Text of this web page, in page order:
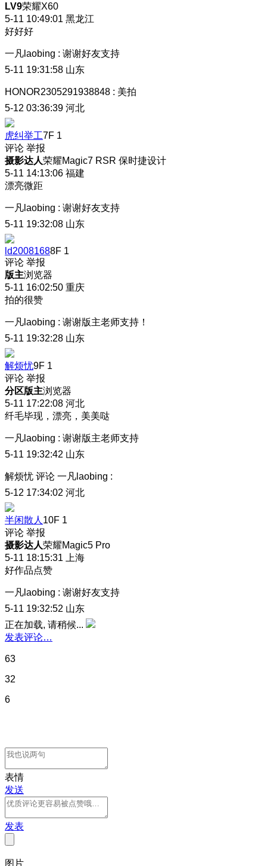
LV9荣耀X60
5-11 10:49:01 黑龙江
好好好
一凡laobing : 谢谢好友支持
5-11 19:31:58 山东
HONOR2305291938848 : 美拍
5-12 03:36:39 河北
虎纠举工7F 1
评论 举报
摄影达人荣耀Magic7 RSR 保时捷设计
5-11 14:13:06 福建
漂亮微距
一凡laobing : 谢谢好友支持
5-11 19:32:08 山东
ld20081688F 1
评论 举报
版主浏览器
5-11 16:02:50 重庆
拍的很赞
一凡laobing : 谢谢版主老师支持！
5-11 19:32:28 山东
解烦忧9F 1
评论 举报
分区版主浏览器
5-11 17:22:08 河北
纤毛毕现，漂亮，美美哒
一凡laobing : 谢谢版主老师支持
5-11 19:32:42 山东
解烦忧 评论 一凡laobing :
5-12 17:34:02 河北
半闲散人 10F 1
评论 举报
摄影达人荣耀Magic5 Pro
5-11 18:15:31
上海
好作品点赞
一凡laobing : 谢谢好友支持
5-11 19:32:52 山东
正在加载, 请稍候...
发表评论…
63
32
6
表情
发送
发表
图片